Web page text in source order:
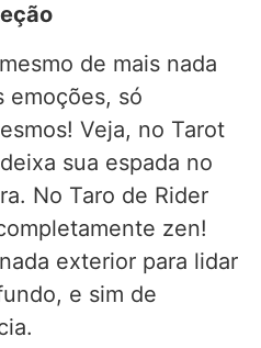
de mais nada
emoções, só
Veja, no Tarot
sua espada no
No Taro de Rider
zen!
exterior para lidar
e sim de